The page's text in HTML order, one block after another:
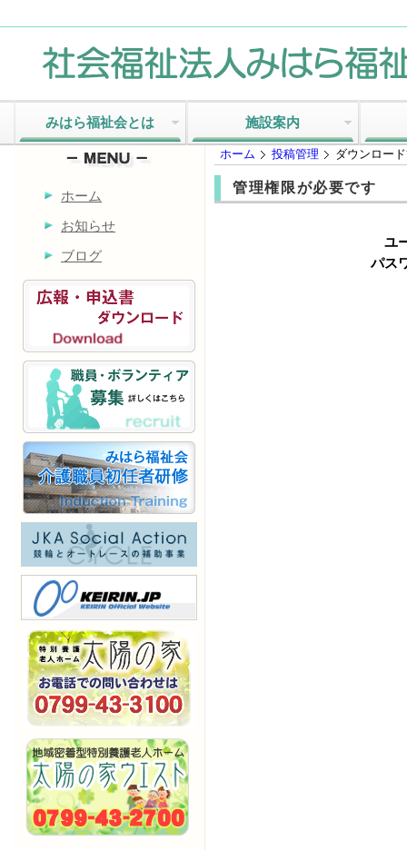
みはら福祉会とは 施設案内
ホーム
お知らせ
ブログ
ホーム 投稿管理 ダウンロー
管理権限が必要です
ユ
パス